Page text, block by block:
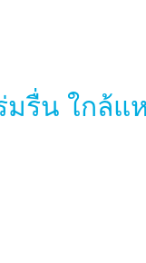
รื่น ใกล้แ